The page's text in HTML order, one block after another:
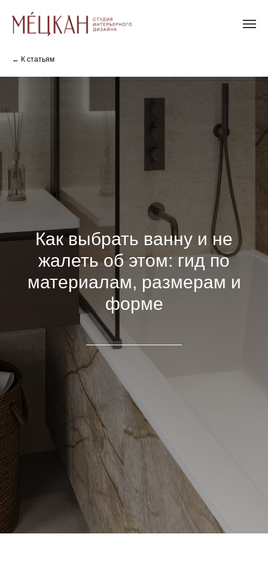
← К статьям
Как выбрать ванну и не
жалеть об этом: гид по
материалам, размерам и
форме